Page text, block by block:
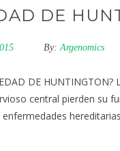
DE
By: Argenomics
DE
central pierden su
enfermedades